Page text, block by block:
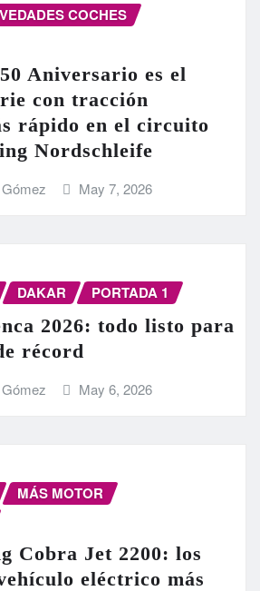
COCHES
Aniversario es el
con tracción
rápido en el circuito
Nordschleife
May 7, 2026
DAKAR PORTADA 1
2026: todo listo para
récord
May 6, 2026
MÁS MOTOR
Cobra Jet 2200: los
eléctrico más